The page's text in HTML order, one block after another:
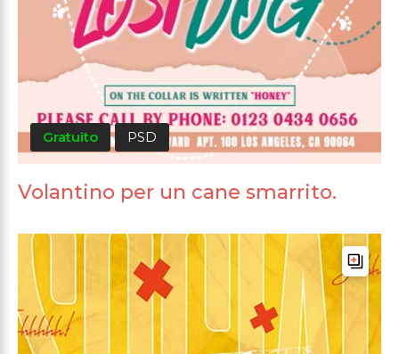
Gratuito PSD
Volantino per un cane smarrito.